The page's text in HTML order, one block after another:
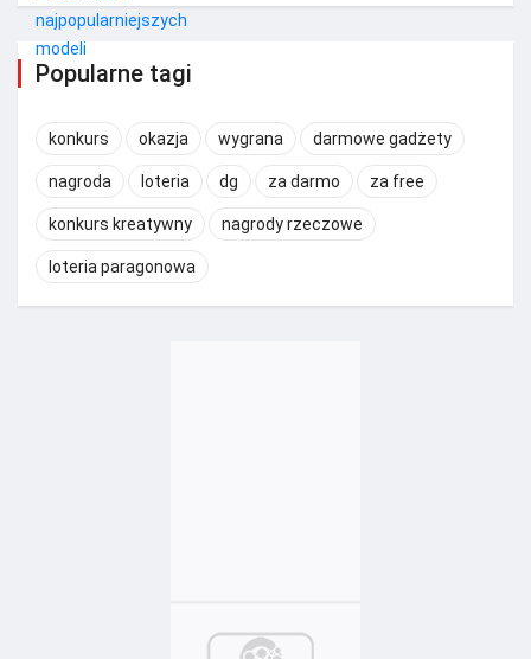
Popularne tagi
konkurs okazja wygrana darmowe gadżety
nagroda loteria dg za darmo za free
konkurs kreatywny nagrody rzeczowe
loteria paragonowa